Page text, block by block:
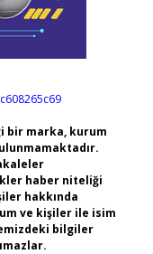
bir marka, kurum
haber niteliği
hakkında
ve kişiler ile isim
bilgiler